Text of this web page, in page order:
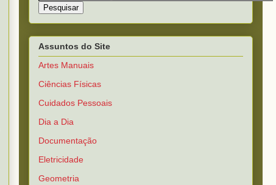
Assuntos do Site
Artes Manuais
Ciências Físicas
Cuidados Pessoais
Dia a Dia
Documentação
Eletricidade
Geometria